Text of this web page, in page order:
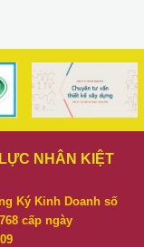
NHÂN KIỆT
Ký Kinh Doanh số
cấp ngày